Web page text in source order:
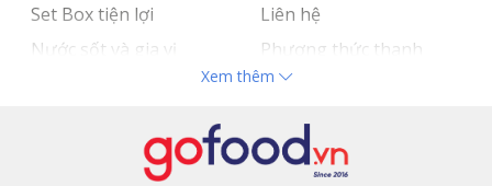
Set Box tiện lợi
Nước sốt và gia vị
Liên hệ
Phương thức thanh
toán
Tuyển dụng
Xem thêm